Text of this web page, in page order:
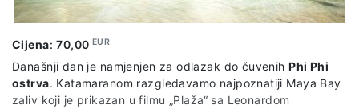
Cijena:70,00 EUR
Današnji dan je namjenjen za odlazak do čuvenihPhi Phi
ostrva. Katamaranom razgledavamo najpoznatiji Maya Bay
zaliv koji je prikazan u filmu „Plaža“ sa Leonardom